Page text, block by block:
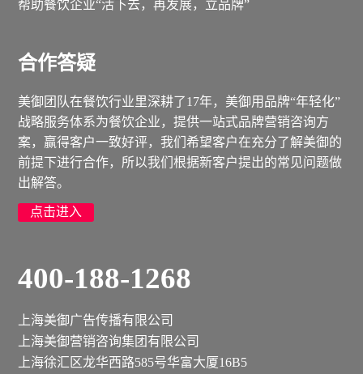
帮助餐饮企业“活下去，再发展，立品牌”
合作答疑
美御团队在餐饮行业里深耕了17年，美御用品牌“年轻化”
战略服务体系为餐饮企业，提供一站式品牌营销咨询方
案，赢得客户一致好评，我们希望客户在充分了解美御的
前提下进行合作，所以我们根据新客户提出的常见问题做
出解答。
点击进入
400-188-1268
上海美御广告传播有限公司
上海美御营销咨询集团有限公司
上海徐汇区龙华西路585号华富大厦16B5